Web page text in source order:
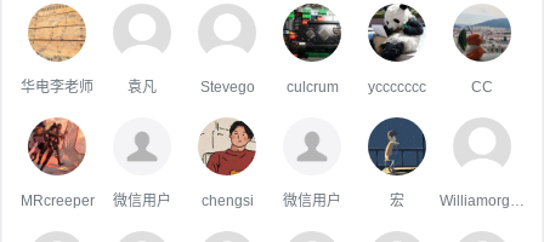
华电李老师 袁凡 Stevego culcrum yccccccc CC
MRcreeper 微信用户 chengsi 微信用户 宏